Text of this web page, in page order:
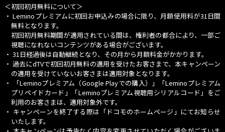
＜初回初月無料について＞
・ Leminoプレミアムに初回お申込みの場合に限り、月額使用料が31日間
無料となります。
初回初月無料期間が適用されている間は、権利者の都合により、一部ご
視聴になれないコンテンツがある場合がございます。
・ 31日経過後は自動継続となり、その月から月額料金がかかります。
・ 過去にdTVで初回初月無料の適用を受けたお客さまで、本キャンペーン
の適用を受けていないお客さまは適用対象となります。
・
「Leminoプレミアム（Google Playでの購入）」
「Leminoプレミアム
プリペイドカード」「Leminoプレミアム視聴用シリアルコード」をご
利用のお客さまは、適用対象外です。
・ キャンペーンを終了する際は「ドコモのホームページ」にてお知らせ
いたします。